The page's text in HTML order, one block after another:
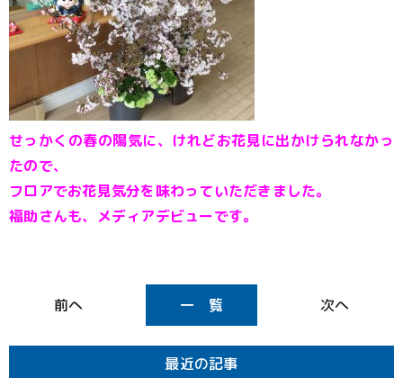
せっかくの春の陽気に、けれどお花見に出かけられなかっ
たので、
フロアでお花見気分を味わっていただきました。
福助さんも、メディアデビューです。
一 覧
最近の記事